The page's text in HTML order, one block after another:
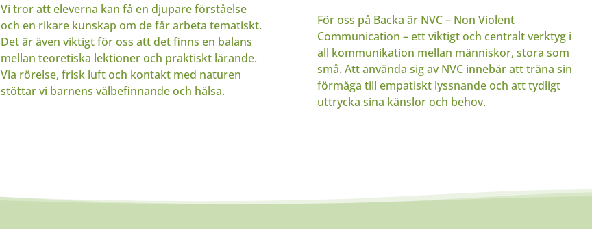
Vi tror att eleverna kan få en djupare förståelse
och en rikare kunskap om de får arbeta tematiskt.
Det är även viktigt för oss att det finns en balans
mellan teoretiska lektioner och praktiskt lärande.
Via rörelse, frisk luft och kontakt med naturen
stöttar vi barnens välbefinnande och hälsa.
För oss på Backa är NVC – Non Violent
Communication – ett viktigt och centralt verktyg i
all kommunikation mellan människor, stora som
små. Att använda sig av NVC innebär att träna sin
förmåga till empatiskt lyssnande och att tydligt
uttrycka sina känslor och behov.